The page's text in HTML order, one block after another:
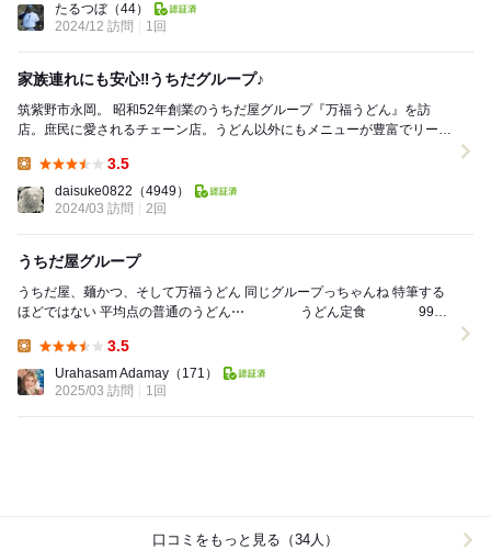
たるつぼ （44）
2024/12 訪問
1回
家族連れにも安心‼︎うちだグループ♪
筑紫野市永岡。 昭和52年創業のうちだ屋グループ『万福うどん』を訪
店。庶民に愛されるチェーン店。うどん以外にもメニューが豊富でリーズ
3.5
daisuke0822 （4949）
2024/03 訪問
2回
うちだ屋グループ
うちだ屋、麺かつ、そして万福うどん 同じグループっちゃんね 特筆する
ほどではない 平均点の普通のうどん⋯ うどん定食 990
3.5
Urahasam Adamay （171）
2025/03 訪問
1回
口コミをもっと見る（34人）